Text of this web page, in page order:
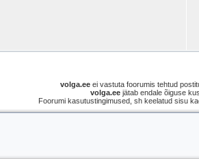
volga.eeei vastuta foorumis tehtud
volga.eejätab endale õiguse
Foorumi kasutustingimused, sh keelatud sisu